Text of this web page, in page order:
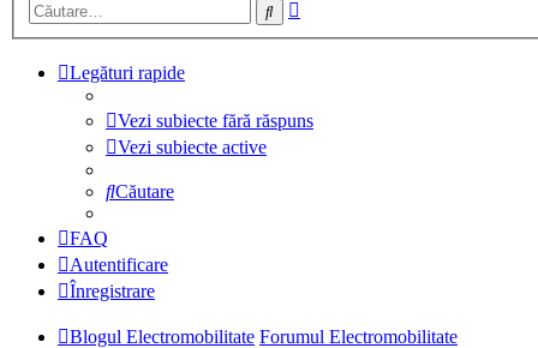
Căutare
Legături rapide
Vezi subiecte fără răspuns
Vezi subiecte active
Căutare
FAQ
Autentificare
Înregistrare
Blogul Electromobilitate Forumul Electromobilitate